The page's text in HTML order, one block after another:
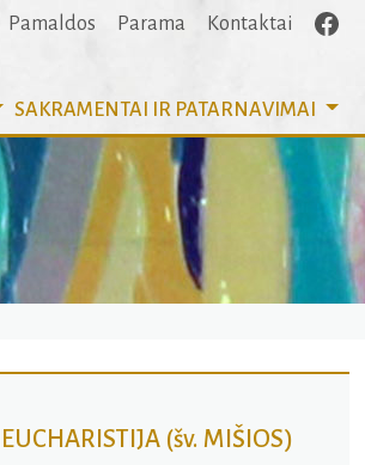
SAKRAMENTAI IR PATARNAVIMAI
Pamaldos Parama Kontaktai
EUCHARISTIJA (šv. MIŠIOS)